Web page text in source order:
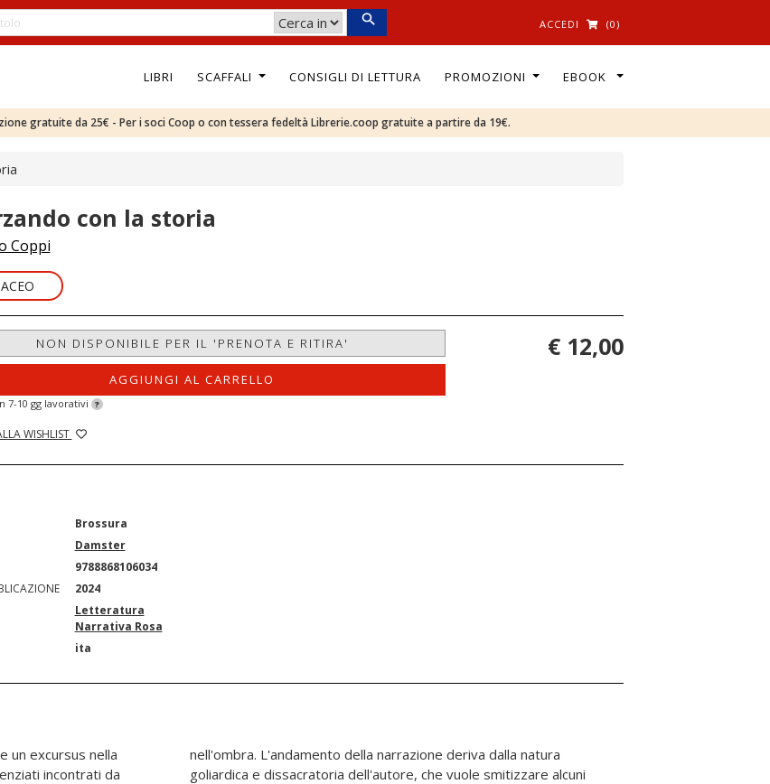
ACCEDI (0)
LIBRI SCAFFALI CONSIGLI DI LETTURA PROMOZIONI EBOOK
gratuite da 25€ - Per i soci Coop o con tessera fedeltà Librerie.coop gratuite a partire da 19€.
con la storia
Coppi
NON DISPONIBILE PER IL 'PRENOTA E RITIRA'
AGGIUNGI AL CARRELLO
7-10 gg lavorativi ?
WISHLIST
€ 12,00
Brossura
Damster
9788868106034
2024
Letteratura
Narrativa Rosa
ita
un excursus nella
incontrati da
dalla natura
smitizzare alcuni